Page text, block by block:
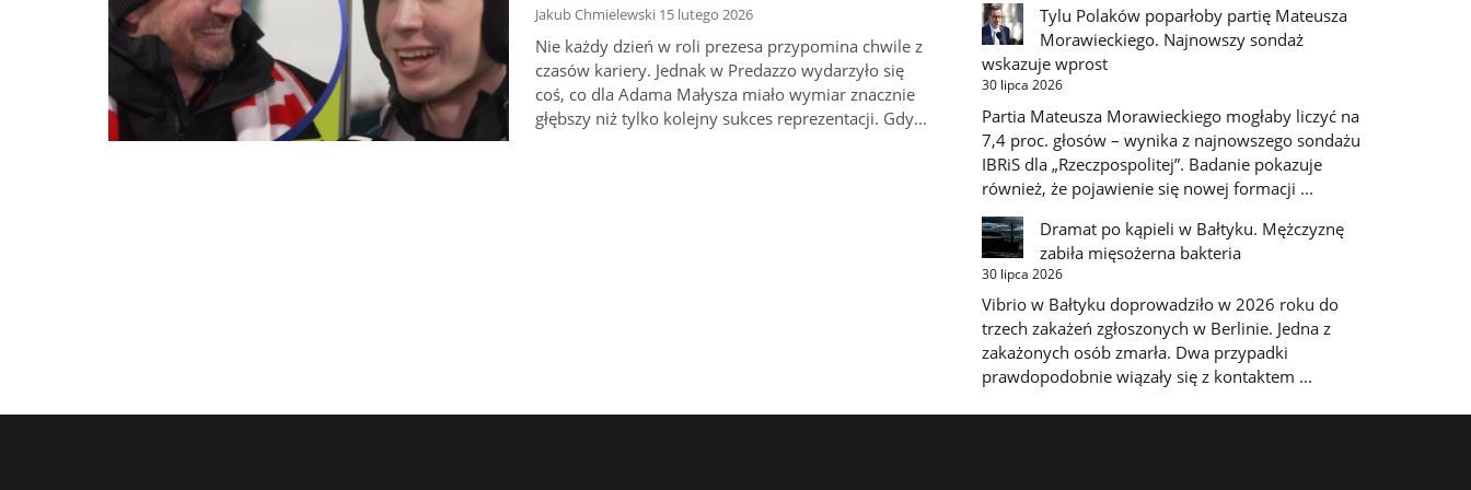
Jakub Chmielewski 15 lutego 2026
Nie każdy dzień w roli prezesa przypomina chwile z
czasów kariery. Jednak w Predazzo wydarzyło się
coś, co dla Adama Małysza miało wymiar znacznie
głębszy niż tylko kolejny sukces reprezentacji. Gdy...
Tylu Polaków poparłoby partię Mateusza
Morawieckiego. Najnowszy sondaż
wskazuje wprost
30 lipca 2026
Partia Mateusza Morawieckiego mogłaby liczyć na
7,4 proc. głosów – wynika z najnowszego sondażu
IBRiS dla „Rzeczpospolitej”. Badanie pokazuje
również, że pojawienie się nowej formacji ...
Dramat po kąpieli w Bałtyku. Mężczyznę
zabiła mięsożerna bakteria
30 lipca 2026
Vibrio w Bałtyku doprowadziło w 2026 roku do
trzech zakażeń zgłoszonych w Berlinie. Jedna z
zakażonych osób zmarła. Dwa przypadki
prawdopodobnie wiązały się z kontaktem ...